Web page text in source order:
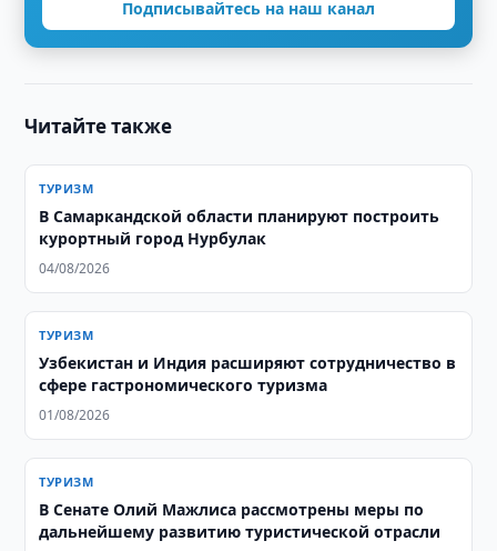
Подписывайтесь на наш канал
Читайте также
ТУРИЗМ
В Самаркандской области планируют построить
курортный город Нурбулак
04/08/2026
ТУРИЗМ
Узбекистан и Индия расширяют сотрудничество в
сфере гастрономического туризма
01/08/2026
ТУРИЗМ
В Сенате Олий Мажлиса рассмотрены меры по
дальнейшему развитию туристической отрасли